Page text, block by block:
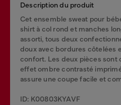
Description du produit
Cet ensemble sweat pour
shirt à col rond et manches
assorti, tous deux
doux avec bordures côtelées
confort. Les deux pièces sont
effet ombre contrasté
assure une coupe facile et
ID: K00803KYAVF